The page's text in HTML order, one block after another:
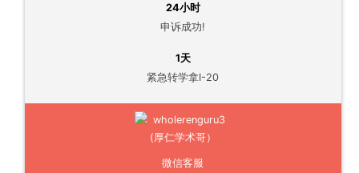
24小时
申诉成功!
1天
紧急转学拿I-20
微信客服